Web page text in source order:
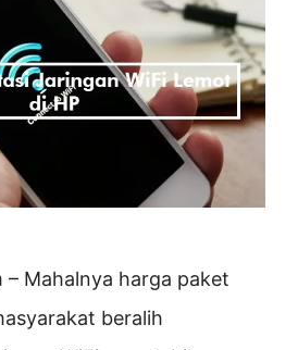
Mahalnya harga paket
beralih